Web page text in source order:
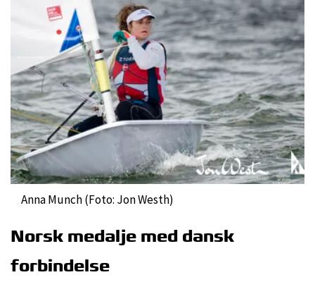
Anna Munch (Foto: Jon Westh)
Norsk medalje med dansk
forbindelse